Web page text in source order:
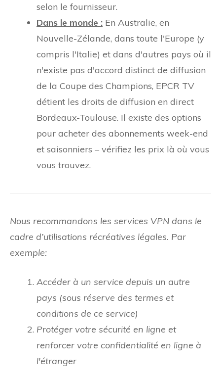
selon le fournisseur.
Dans le monde : En Australie, en
Nouvelle-Zélande, dans toute l'Europe (y
compris l'Italie) et dans d'autres pays où il
n'existe pas d'accord distinct de diffusion
de la Coupe des Champions, EPCR TV
détient les droits de diffusion en direct
Bordeaux-Toulouse. Il existe des options
pour acheter des abonnements week-end
et saisonniers – vérifiez les prix là où vous
vous trouvez.
Nous recommandons les services VPN dans le
cadre d’utilisations récréatives légales. Par
exemple:
Accéder à un service depuis un autre
pays (sous réserve des termes et
conditions de ce service)
Protéger votre sécurité en ligne et
renforcer votre confidentialité en ligne à
l'étranger